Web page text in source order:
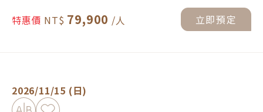
特惠價 79,900 立即預定
2026/11/15 (日)
加入比較加入最愛